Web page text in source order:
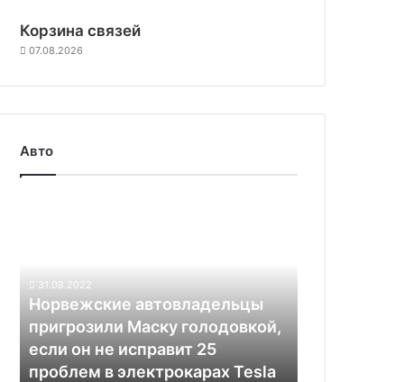
Корзина связей
07.08.2026
Авто
если
не
исправит
25
31.08.2022
Норвежские автовладельцы
пригрозили Маску голодовкой,
если он не исправит 25
проблем в электрокарах Tesla